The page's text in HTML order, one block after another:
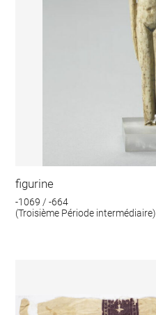
figurine
-1069 / -664
(Troisième Période intermédiaire)